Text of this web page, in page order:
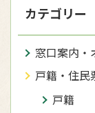
カテゴリー
窓口案内・
戸籍・住民
戸籍